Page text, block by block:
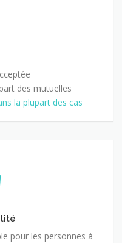
des mutuelles
la plupart des cas
pour les personnes à